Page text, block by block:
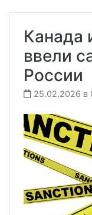
Канада
ввели
России
25.02.2026 в